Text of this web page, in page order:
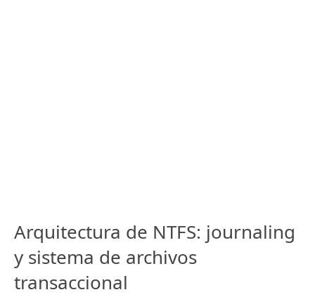
Arquitectura de NTFS: journaling
y sistema de archivos
transaccional